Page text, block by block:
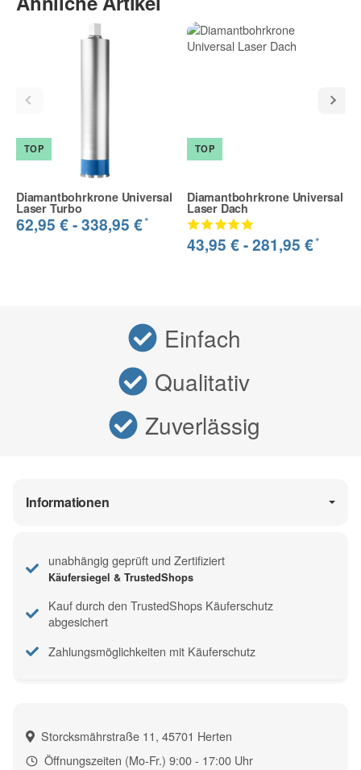
TOP
Diamantbohrkrone Universal
Laser Turbo
62,95 € -338,95 €*
TOP
Diamantbohrkrone Universal
Laser Dach
43,95 € -281,95 €*
Einfach
Qualitativ
Zuverlässig
Storcksmährstraße 11, 45701 Herten
Öffnungszeiten (Mo-Fr.) 9:00 - 17:00 Uhr
Informationen
unabhängig geprüft und Zertifiziert
Käufersiegel & TrustedShops
Kauf durch den TrustedShops Käuferschutz
abgesichert
Zahlungsmöglichkeiten mit Käuferschutz